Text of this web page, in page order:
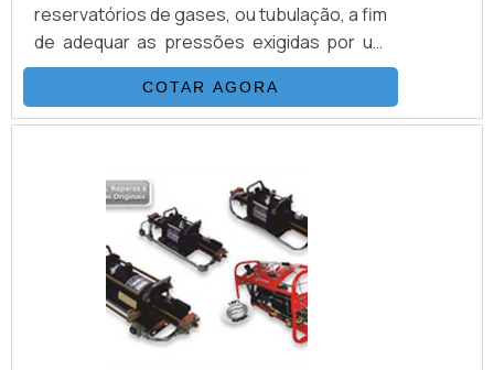
reservatórios de gases, ou tubulação, a fim
de adequar as pressões exigidas por um
determinado equipamento ou projeto.São
utensílios desenhados para que haja
compatibilidade somente com os gases
existência é trivial para o funcionamento
seguro e adequado do sistema ao qual o
regulador de pressão é
designado.VANTAGENS FUNDAMENTAIS EM
COTAR AGORA